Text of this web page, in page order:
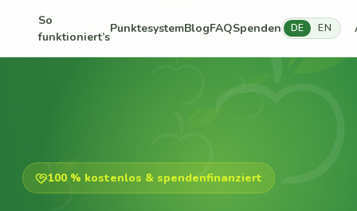
So
funktioniert’s
PunktesystemBlogFAQSpenden DE EN
100 % kostenlos & spendenfinanziert